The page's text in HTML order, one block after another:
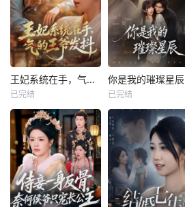
王妃系统在手，气的王爷发抖
已完结
你是我的璀璨星辰
已完结